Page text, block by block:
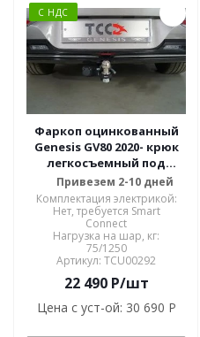
С НДС
Фаркоп оцинкованный
Genesis GV80 2020- крюк
легкосъемный под
квадрат 50х50. Только
для машин с дизельным
двигателем и без
мочевины TCU00292
Привезем 2-10 дней
Комплектация электрикой:
Нет, требуется Smart
Connect
Нагрузка на шар, кг:
75/1250
Артикул: TCU00292
22 490P/шт
Цена с уст-ой: 30 690 P